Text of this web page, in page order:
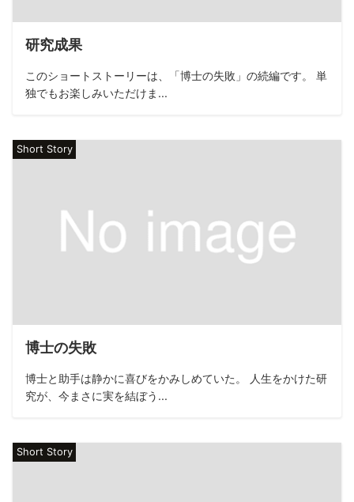
研究成果
このショートストーリーは、「博士の失敗」の続編です。 単
独でもお楽しみいただけま...
Short Story
博士の失敗
博士と助手は静かに喜びをかみしめていた。 人生をかけた研
究が、今まさに実を結ぼう...
Short Story